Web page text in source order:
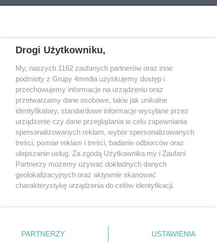
Reklama Kontakt Regulamin
Dystrybucja
Regulamin prenumeraty
Polityka Prywatności
Zapisz się do newslettera
Dołącz do grona ludzi najlepiej poinformowanych!
Zapisz się »
Drogi Użytkowniku,
My, naszych 1162 zaufanych partnerów oraz inne
podmioty z Grupy 4media uzyskujemy dostęp i
przechowujemy informacje na urządzeniu oraz
przetwarzamy dane osobowe, takie jak unikalne
identyfikatory, standardowe informacje wysyłane przez
urządzenie czy dane przeglądania w celu zapewniania
spersonalizowanych reklam, wybór spersonalizowanych
treści, pomiar reklam i treści, badanie odbiorców oraz
ulepszanie usług. Za zgodą Użytkownika my i Zaufani
Partnerzy możemy używać dokładnych danych
geolokalizacyjnych oraz aktywnie skanować
charakterystykę urządzenia do celów identyfikacji.
zmienić/wycofać klikając przycisk ustawień prywatności
znajdujący się w lewym dolnym rogu strony
. Niektóre
PARTNERZY USTAWIENIA